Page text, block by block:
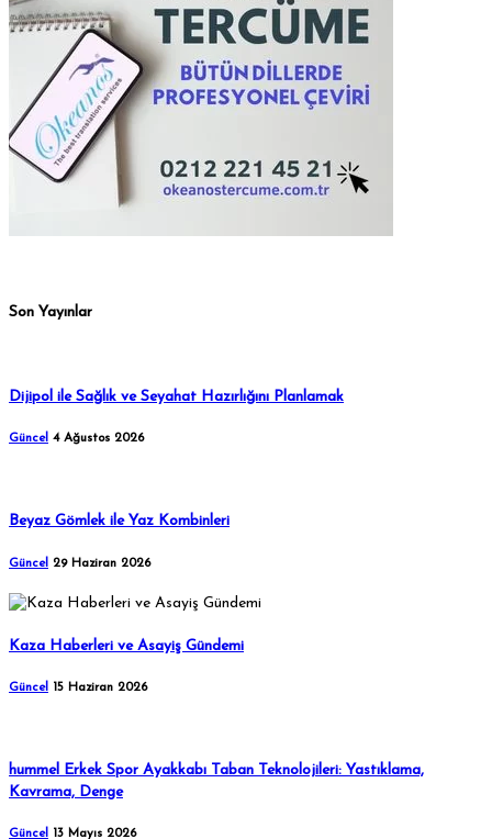
Son Yayınlar
Dijipol ile Sağlık ve Seyahat Hazırlığını Planlamak
Güncel 4 Ağustos 2026
Beyaz Gömlek ile Yaz Kombinleri
Güncel 29 Haziran 2026
Kaza Haberleri ve Asayiş Gündemi
Güncel 15 Haziran 2026
hummel Erkek Spor Ayakkabı Taban Teknolojileri: Yastıklama,
Kavrama, Denge
Güncel 13 Mayıs 2026